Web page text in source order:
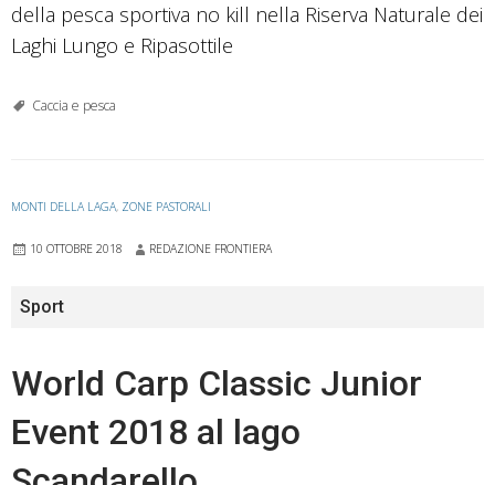
della pesca sportiva no kill nella Riserva Naturale dei
Laghi Lungo e Ripasottile
Caccia e pesca
MONTI DELLA LAGA, ZONE PASTORALI
10 OTTOBRE 2018 REDAZIONE FRONTIERA
Sport
World Carp Classic Junior
Event 2018 al lago